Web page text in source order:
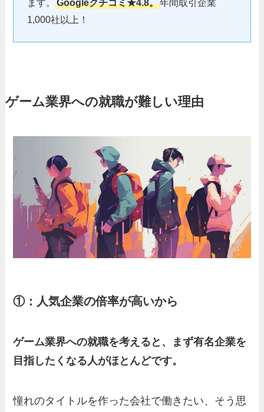
ます。 Googleクチコミ★4.8。年間取引企業
1,000社以上！
ゲーム業界への就職が難しい理由
①：人気企業の倍率が高いから
ゲーム業界への就職を考えると、まず有名企業を
目指したくなる人がほとんどです。
憧れのタイトルを作った会社で働きたい、そう思